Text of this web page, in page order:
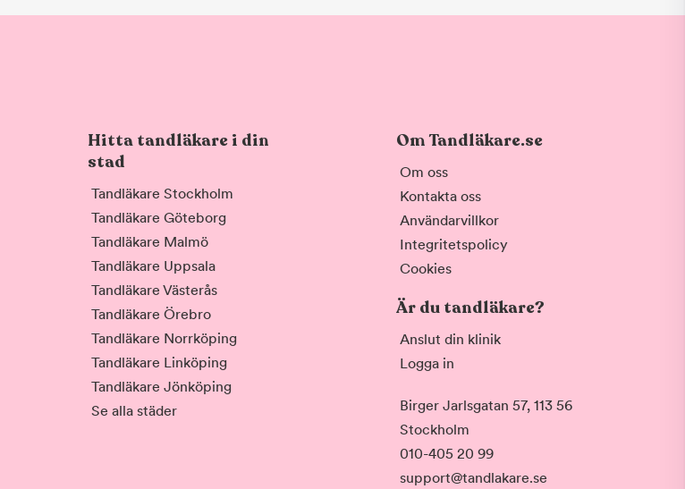
Hitta tandläkare i din
stad
Tandläkare Stockholm
Tandläkare Göteborg
Tandläkare Malmö
Tandläkare Uppsala
Tandläkare Västerås
Tandläkare Örebro
Tandläkare Norrköping
Tandläkare Linköping
Tandläkare Jönköping
Se alla städer
Om Tandläkare.se
Om oss
Kontakta oss
Användarvillkor
Integritetspolicy
Cookies
Är du tandläkare?
Anslut din klinik
Logga in
Birger Jarlsgatan 57, 113 56
Stockholm
010-405 20 99
support@tandlakare.se